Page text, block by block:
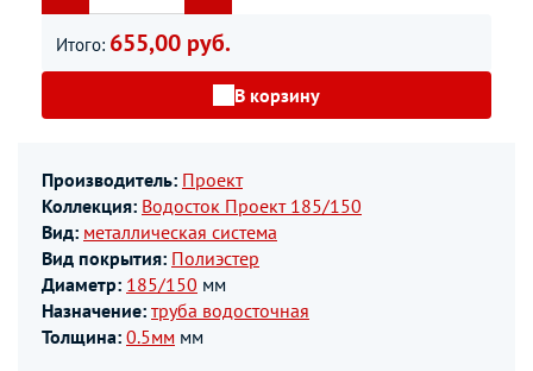
Итого: 655,00 руб.
В корзину
Производитель: Проект
Коллекция: Водосток Проект 185/150
Вид: металлическая система
Вид покрытия: Полиэстер
Диаметр: 185/150 мм
Назначение: труба водосточная
Толщина: 0.5мм мм